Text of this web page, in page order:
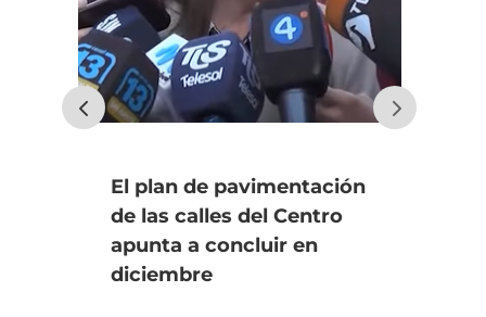
El plan de pavimentación
de las calles del Centro
apunta a concluir en
diciembre